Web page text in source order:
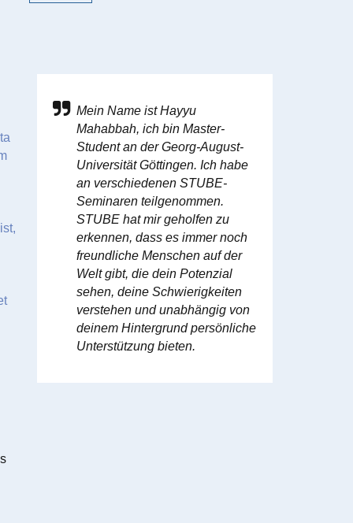
Mein Name ist Hayyu
Mahabbah, ich bin Master-
Student an der Georg-August-
Universität Göttingen. Ich habe
an verschiedenen STUBE-
Seminaren teilgenommen.
STUBE hat mir geholfen zu
erkennen, dass es immer noch
freundliche Menschen auf der
Welt gibt, die dein Potenzial
sehen, deine Schwierigkeiten
verstehen und unabhängig von
deinem Hintergrund persönliche
Unterstützung bieten.